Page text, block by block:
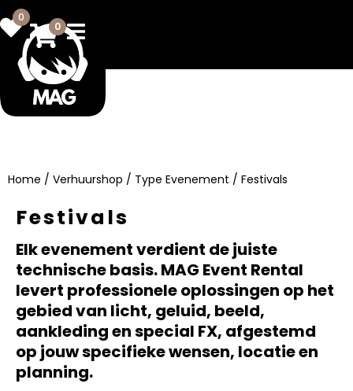
0
0
Home / Verhuurshop / Type Evenement / Festivals
Festivals
Elk evenement verdient de juiste
technische basis. MAG Event Rental
levert professionele oplossingen op het
gebied van licht, geluid, beeld,
aankleding en special FX, afgestemd
op jouw specifieke wensen, locatie en
planning.